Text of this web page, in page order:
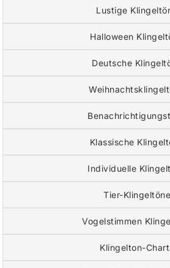
Lustige
Halloween
Deutsche
Klassische
Individuelle
Tier-Klingeltöne
Vogelstimmen
Klingelton-